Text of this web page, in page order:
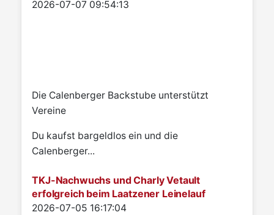
Details
2026-07-07 09:54:13
Die Calenberger Backstube unterstützt
Vereine
Du kaufst bargeldlos ein und die
Calenberger...
TKJ-Nachwuchs und Charly Vetault
erfolgreich beim Laatzener Leinelauf
Details
2026-07-05 16:17:04